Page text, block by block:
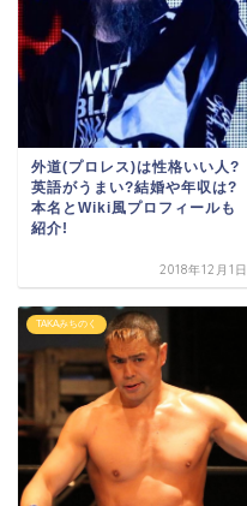
外道(プロレス)は性格いい人?
英語がうまい?結婚や年収は?
本名とWiki風プロフィールも
紹介!
2018年12月1日
TAKAみちのく